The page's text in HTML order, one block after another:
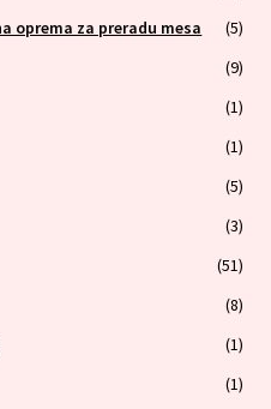
oprema za preradu mesa
(5)
(9)
(1)
(1)
(5)
(3)
(51)
(8)
(1)
(1)